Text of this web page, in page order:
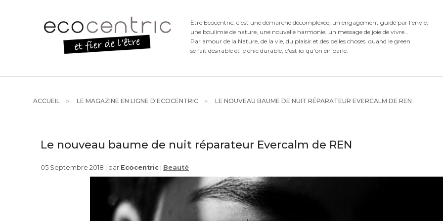
Être Ecocentric, c'est une démarche décomplexée, un engagement guidé par l'envie,
une boulimie de nature, une nouvelle harmonie, un message de joie de vivre
Par amour de la Nature, de la vie, du plaisir et des belles choses, quand le green
se fait désirable et le chic durable, c'est ici qu'on en parle.
ACCUEIL LE MAGAZINE EN LIGNE D'ECOCENTRIC LE NOUVEAU BAUME DE NUIT RÉPARATEUR EVERCALM DE REN
Le nouveau baume de nuit réparateur Evercalm de REN
05 Septembre 2018 | par Ecocentric Beauté